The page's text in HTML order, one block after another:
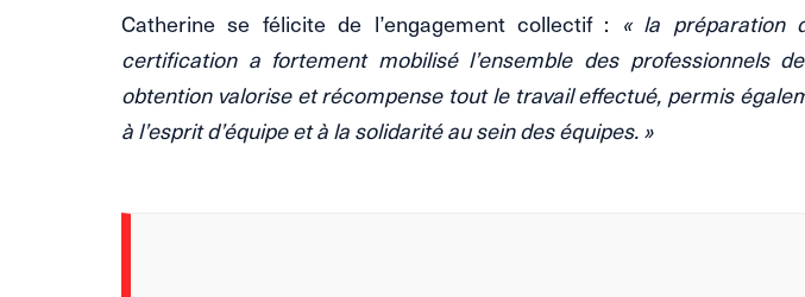
Catherine se félicite de l’engagement collectif : « la préparation
certification a fortement mobilisé l’ensemble des professionnels
obtention valorise et récompense tout le travail effectué, permis
à l’esprit d’équipe et à la solidarité au sein des équipes. »